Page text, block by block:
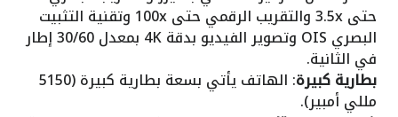
حتى 3.5x والتقريب الرقمي حتى 100x وتقنية التثبيت
البصري OIS وتصوير الفيديو بدقة 4K بمعدل 30/60 إطار
في الثانية.
بطارية كبيرة : الهاتف يأتي بسعة بطارية كبيرة (5150
مللي أمبير).